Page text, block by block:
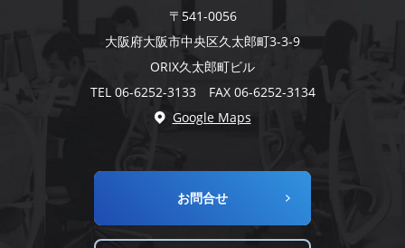
〒541-0056
大阪府大阪市中央区久太郎町3-3-9
ORIX久太郎町ビル
TEL 06-6252-3133 FAX 06-6252-3134
Google Maps
お問合せ